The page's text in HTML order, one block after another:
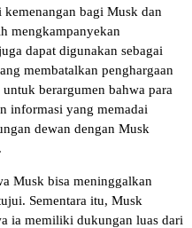
bagi Musk dan
mengkampanyekan
dapat digunakan sebagai
membatalkan penghargaan
berargumen bahwa para
informasi yang memadai
dewan dengan Musk
Musk bisa meninggalkan
Sementara itu, Musk
ia memiliki dukungan luas dari